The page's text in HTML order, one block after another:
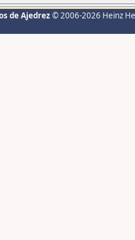
de Ajedrez © 2006-2026 Heinz